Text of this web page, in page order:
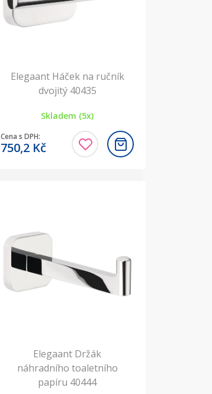
Elegaant Háček na ručník
dvojitý 40435
Skladem (5x)
Cena s DPH:
750,2 Kč
Elegaant Držák
náhradního toaletního
papíru 40444